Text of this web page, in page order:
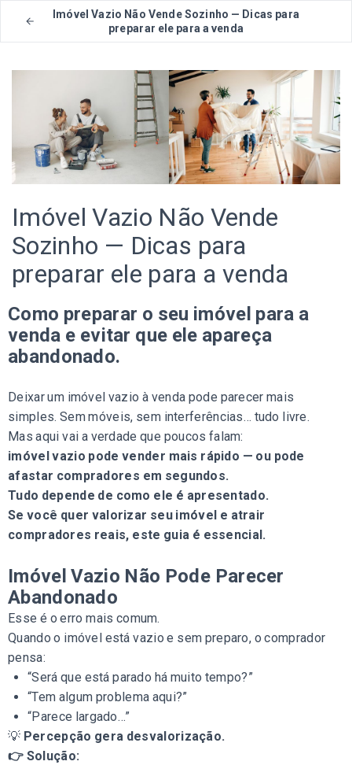
Imóvel Vazio Não Vende Sozinho — Dicas para
preparar ele para a venda
Imóvel Vazio Não Vende
Sozinho — Dicas para
preparar ele para a venda
Como preparar o seu imóvel para a
venda e evitar que ele apareça
abandonado.
Deixar um imóvel vazio à venda pode parecer mais
simples. Sem móveis, sem interferências… tudo livre.
Mas aqui vai a verdade que poucos falam:
imóvel vazio pode vender mais rápido — ou pode
afastar compradores em segundos.
Tudo depende de como ele é apresentado.
Se você quer valorizar seu imóvel e atrair
compradores reais, este guia é essencial.
Imóvel Vazio Não Pode Parecer
Abandonado
Esse é o erro mais comum.
Quando o imóvel está vazio e sem preparo, o comprador
pensa:
“Será que está parado há muito tempo?”
“Tem algum problema aqui?”
“Parece largado…”
💡 Percepção gera desvalorização.
👉 Solução: